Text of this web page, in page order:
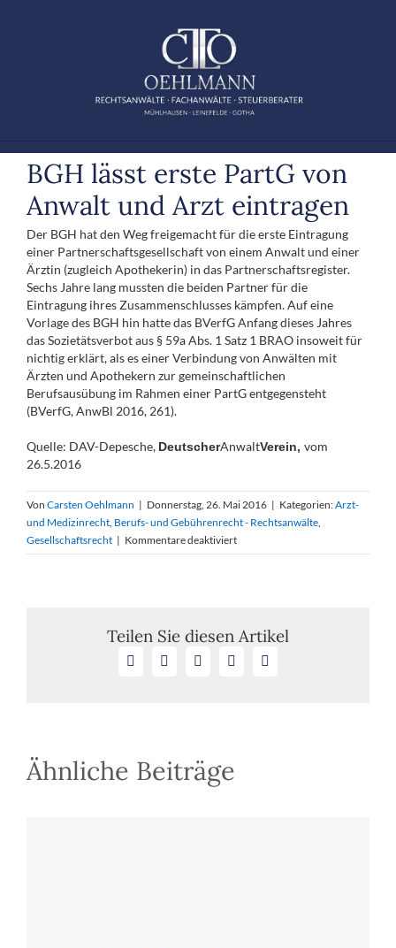
BGH lässt erste PartG von
Anwalt und Arzt eintragen
Der BGH hat den Weg freigemacht für die erste Eintragung
einer Partnerschaftsgesellschaft von einem Anwalt und einer
Ärztin (zugleich Apothekerin) in das Partnerschaftsregister.
Sechs Jahre lang mussten die beiden Partner für die
Eintragung ihres Zusammenschlusses kämpfen. Auf eine
Vorlage des BGH hin hatte das BVerfG Anfang dieses Jahres
das Sozietätsverbot aus § 59a Abs. 1 Satz 1 BRAO insoweit für
nichtig erklärt,als es einer Verbindung von Anwälten mit
Ärzten und Apothekern zur gemeinschaftlichen
Berufsausübung im Rahmen einer PartG entgegensteht
(BVerfG, AnwBl 2016, 261).
Quelle: DAV-Depesche, DeutscherAnwaltVerein, vom
26.5.2016
Von Carsten Oehlmann | Donnerstag, 26. Mai 2016 | Kategorien:Arzt-
und Medizinrecht Berufs- und Gebührenrecht - Rechtsanwälte
Gesellschaftsrecht | Kommentare deaktiviertfür
BGH
von
Anwalt
Teilen Sie diesen Artikel
Facebook LinkedInWhatsApp
Ähnliche Beiträge